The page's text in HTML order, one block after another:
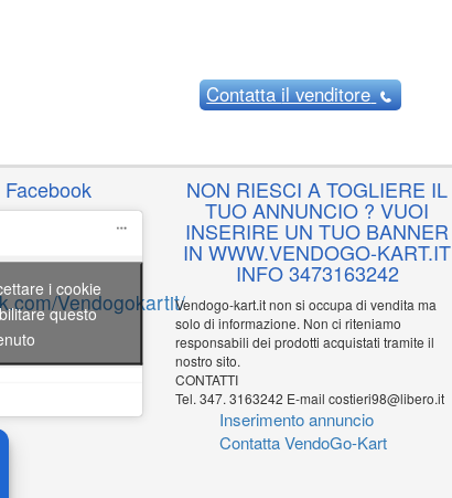
Contattail venditore
Vendogokartit/
i cookie
questo
NON RIESCI A TOGLIERE IL
TUO ANNUNCIO ? VUOI
INSERIRE UN TUO BANNER
IN WWW.VENDOGO-KART.IT
INFO 3473163242
Vendogo-kart.it non si occupa di vendita ma
solo di informazione. Non ci riteniamo
responsabili dei prodotti acquistati tramite il
nostro sito.
CONTATTI
Tel. 347. 3163242 E-mail costieri98@libero.it
Inserimento annuncio
Contatta VendoGo-Kart